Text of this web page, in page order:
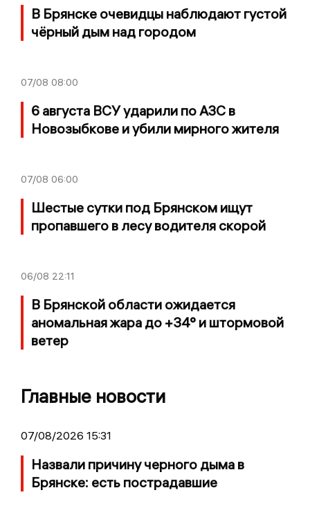
В Брянске очевидцы наблюдают густой
чёрный дым над городом
07/08 08:00
6 августа ВСУ ударили по АЗС в
Новозыбкове и убили мирного жителя
07/08 06:00
Шестые сутки под Брянском ищут
пропавшего в лесу водителя скорой
06/08 22:11
В Брянской области ожидается
аномальная жара до +34° и штормовой
ветер
Главные новости
07/08/2026 15:31
Назвали причину черного дыма в
Брянске: есть пострадавшие